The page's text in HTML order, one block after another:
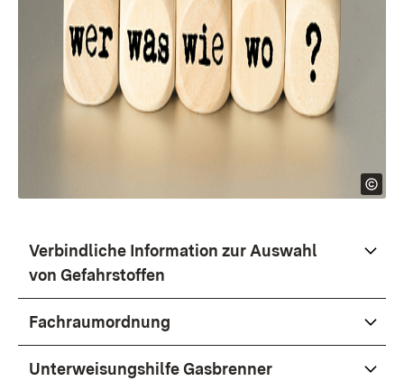
Verbindliche Information zur Auswahl
von Gefahrstoffen
Fachraumordnung
Unterweisungshilfe Gasbrenner